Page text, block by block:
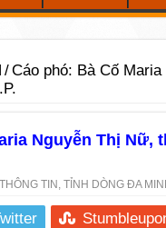
/Cáo phó: Bà Cố
Nguyễn Thị Nữ,
THÔNG TIN , TỈNH DÒNG ĐA